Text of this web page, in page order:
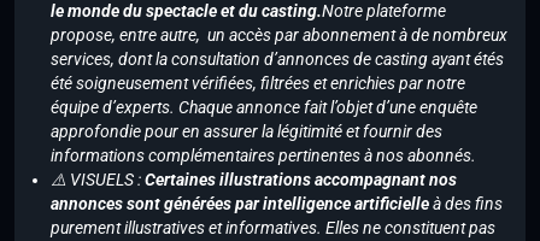
le monde du spectacle et du casting.Notre plateforme
propose, entre autre, un accès par abonnement à de nombreux
services, dont la consultation d’annonces de casting ayant étés
été soigneusement vérifiées, filtrées et enrichies par notre
équipe d’experts. Chaque annonce fait l’objet d’une enquête
approfondie pour en assurer la légitimité et fournir des
informations complémentaires pertinentes à nos abonnés.
⚠️ VISUELS :Certaines illustrations accompagnant nos
annonces sont générées par intelligence artificielleà des fins
purement illustratives et informatives. Elles ne constituent pas